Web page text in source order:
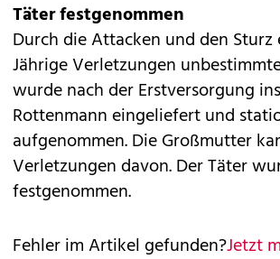
Täter festgenommen
Durch die Attacken und den Sturz
Jährige Verletzungen
wurde nach der Erstversorgung
Rottenmann eingeliefert und
aufgenommen. Die Großmutter
Verletzungen davon. Der Täter
festgenommen.
Fehler im Artikel gefunden?Jetzt